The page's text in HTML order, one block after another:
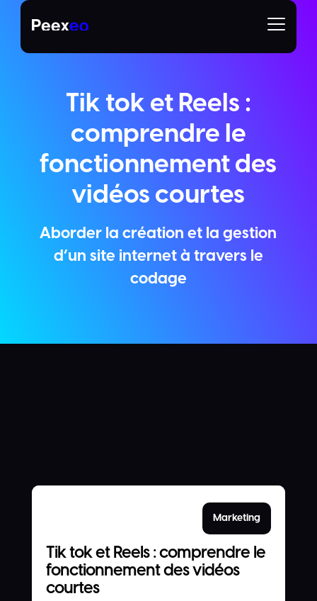
Tik tok et Reels :
comprendre le
fonctionnement des
vidéos courtes
Aborder la création et la gestion
d’un site internet à travers le
codage
Marketing
Tik tok et Reels : comprendre le
fonctionnement des vidéos
courtes